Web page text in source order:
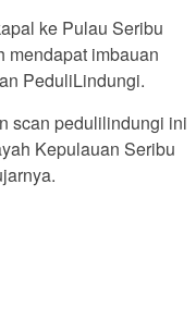
ke Pulau Seribu
mendapat imbauan
PeduliLindungi.
scan pedulilindungi ini
Kepulauan Seribu